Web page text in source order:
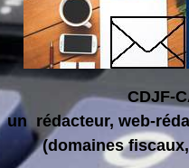
CDJF-
un rédacteur, web-
(domaines